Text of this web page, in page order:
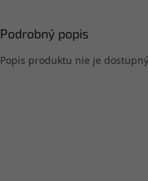
Podrobný popis
Popis produktu nie je dostupný